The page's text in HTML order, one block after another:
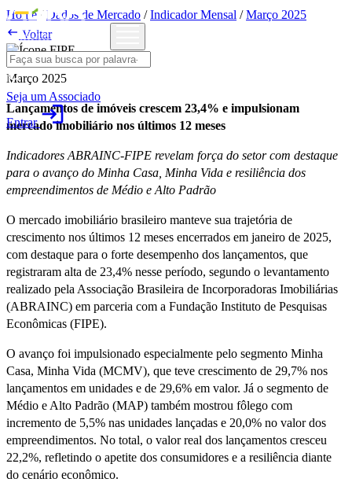
Seja um Associado
Entrarlogin
Home/Dados de Mercado /Indicador Mensal /Março 2025
 Voltar
Março 2025
Lançamentos de imóveis crescem 23,4% e impulsionam
mercado imobiliário nos últimos 12 meses
Indicadores ABRAINC-FIPE revelam força do setor com destaque
para o avanço do Minha Casa, Minha Vida e resiliência dos
empreendimentos de Médio e Alto Padrão
O mercado imobiliário brasileiro manteve sua trajetória de
crescimento nos últimos 12 meses encerrados em janeiro de 2025,
com destaque para o forte desempenho dos lançamentos, que
registraram alta de 23,4% nesse período, segundo o levantamento
realizado pela Associação Brasileira de Incorporadoras Imobiliárias
(ABRAINC) em parceria com a Fundação Instituto de Pesquisas
Econômicas (FIPE).
O avanço foi impulsionado especialmente pelo segmento Minha
Casa, Minha Vida (MCMV), que teve crescimento de 29,7% nos
lançamentos em unidades e de 29,6% em valor. Já o segmento de
Médio e Alto Padrão (MAP) também mostrou fôlego com
incremento de 5,5% nas unidades lançadas e 20,0% no valor dos
empreendimentos. No total, o valor real dos lançamentos cresceu
22,2%, refletindo o apetite dos consumidores e a resiliência diante
do cenário econômico.